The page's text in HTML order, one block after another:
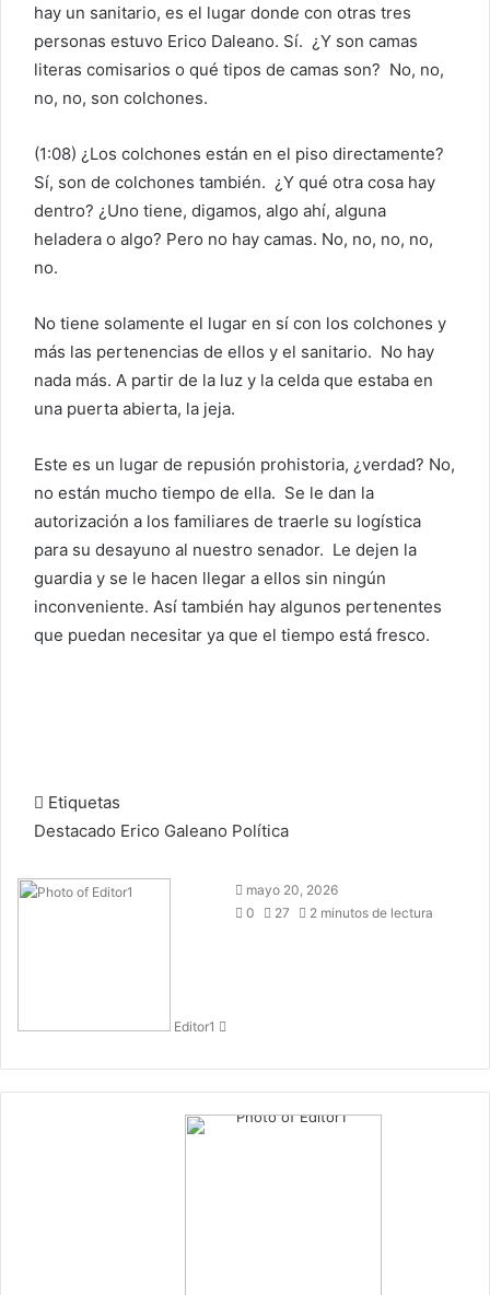
hay un sanitario, es el lugar donde con otras tres
personas estuvo Erico Daleano. Sí. ¿Y son camas
literas comisarios o qué tipos de camas son? No, no,
no, no, son colchones.
(1:08) ¿Los colchones están en el piso directamente?
Sí, son de colchones también. ¿Y qué otra cosa hay
dentro? ¿Uno tiene, digamos, algo ahí, alguna
heladera o algo? Pero no hay camas. No, no, no, no,
no.
No tiene solamente el lugar en sí con los colchones y
más las pertenencias de ellos y el sanitario. No hay
nada más. A partir de la luz y la celda que estaba en
una puerta abierta, la jeja.
Este es un lugar de repusión prohistoria, ¿verdad? No,
no están mucho tiempo de ella. Se le dan la
autorización a los familiares de traerle su logística
para su desayuno al nuestro senador. Le dejen la
guardia y se le hacen llegar a ellos sin ningún
inconveniente. Así también hay algunos pertenentes
que puedan necesitar ya que el tiempo está fresco.
Etiquetas
Destacado Erico Galeano Política
Editor1
Send
an
mayo 20, 2026
0
27 2 minutos de lectura